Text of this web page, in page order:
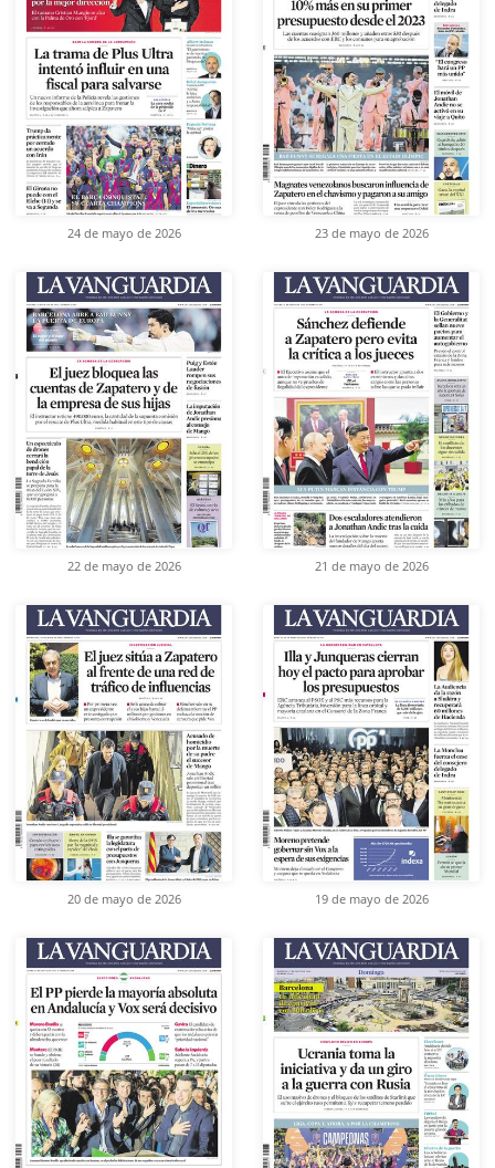
24 de mayo de 2026 23 de mayo de 2026
22 de mayo de 2026 21 de mayo de 2026
20 de mayo de 2026 19 de mayo de 2026